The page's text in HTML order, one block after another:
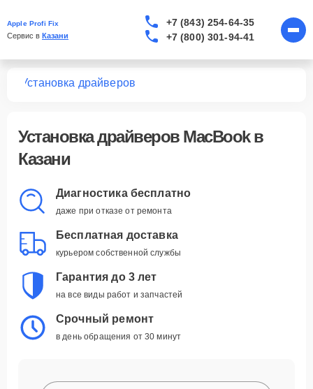
Apple Profi Fix
Сервис в Казани
+7 (843) 254-64-35
+7 (800) 301-94-41
Установка драйверов
Установка драйверов MacBook в
Казани
Диагностика бесплатно
даже при отказе от ремонта
Бесплатная доставка
курьером собственной службы
Гарантия до 3 лет
на все виды работ и запчастей
Срочный ремонт
в день обращения от 30 минут